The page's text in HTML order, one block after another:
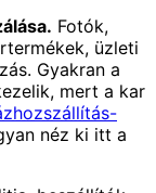
Fotók,
üzleti
Gyakran a
mert a kar
néz ki itt a